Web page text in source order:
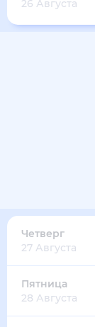
26 Августа
Четверг
27 Августа
Пятница
28 Августа